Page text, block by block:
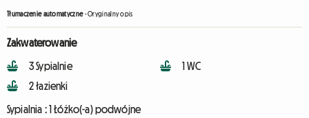
Tłumaczenie automatyczne-Oryginalny opis
Zakwaterowanie
3 Sypialnie
2 łazienki
1 WC
Sypialnia :1 Łóżko(-a) podwójne